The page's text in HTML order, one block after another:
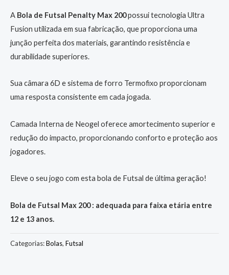
A Bola de Futsal Penalty Max 200possui tecnologia Ultra
Fusion utilizada em sua fabricação, que proporciona uma
junção perfeita dos materiais, garantindo resistência e
durabilidade superiores.
Sua câmara 6D e sistema de forro Termofixo proporcionam
uma resposta consistente em cada jogada.
Camada Interna de Neogel oferece amortecimento superior e
redução do impacto, proporcionando conforto e proteção aos
jogadores.
Eleve o seu jogo com esta bola de Futsal de última geração!
Bola de Futsal Max 200 : adequada para faixa etária entre
12 e 13 anos.
Categorias:Bolas, Futsal